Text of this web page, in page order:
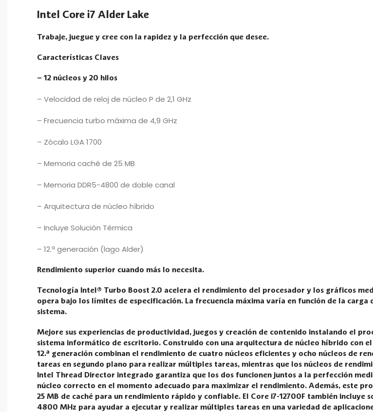
Intel Core i7 Alder Lake
Trabaje, juegue y cree con la rapidez y la perfección que desee.
Características Claves
– 12 núcleos y 20 hilos
– Velocidad de reloj de núcleo P de 2,1 GHz
– Frecuencia turbo máxima de 4,9 GHz
– Zócalo LGA 1700
– Memoria caché de 25 MB
– Memoria DDR5-4800 de doble canal
– Arquitectura de núcleo híbrido
– Incluye Solución Térmica
– 12.ª generación (lago Alder)
Rendimiento superior cuando más lo necesita.
Tecnología Intel® Turbo Boost 2.0 acelera el rendimiento del procesador y los gráficos
opera bajo los límites de especificación. La frecuencia máxima varía en función de la
sistema.
Mejore sus experiencias de productividad, juegos y creación de contenido instalando el
sistema informático de escritorio. Construido con una arquitectura de núcleo híbrido con
12.ª generación combinan el rendimiento de cuatro núcleos eficientes y ocho núcleos de
tareas en segundo plano para realizar múltiples tareas, mientras que los núcleos de
Intel Thread Director integrado garantiza que los dos funcionen juntos a la perfección
núcleo correcto en el momento adecuado para maximizar el rendimiento. Además, este
25 MB de caché para un rendimiento rápido y confiable. El Core i7-12700F también incluye
4800 MHz para ayudar a ejecutar y realizar múltiples tareas en una variedad de